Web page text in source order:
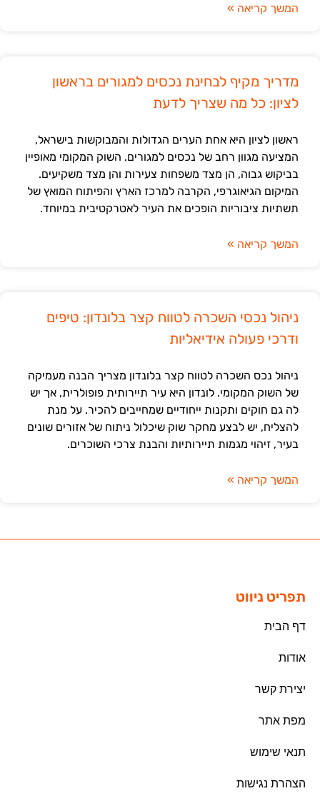
המשך קריאה »
מדריך מקיף לבחינת נכסים למגורים בראשון
לציון: כל מה שצריך לדעת
ראשון לציון היא אחת הערים הגדולות והמבוקשות בישראל,
המציעה מגוון רחב של נכסים למגורים. השוק המקומי מאופיין
בביקוש גבוה, הן מצד משפחות צעירות והן מצד משקיעים.
המיקום הגיאוגרפי, הקרבה למרכז הארץ והפיתוח המואץ של
תשתיות ציבוריות הופכים את העיר לאטרקטיבית במיוחד.
המשך קריאה »
ניהול נכסי השכרה לטווח קצר בלונדון: טיפים
ודרכי פעולה אידיאליות
ניהול נכס השכרה לטווח קצר בלונדון מצריך הבנה מעמיקה
של השוק המקומי. לונדון היא עיר תיירותית פופולרית, אך יש
לה גם חוקים ותקנות ייחודיים שמחייבים להכיר. על מנת
להצליח, יש לבצע מחקר שוק שיכלול ניתוח של אזורים שונים
בעיר, זיהוי מגמות תיירותיות והבנת צרכי השוכרים.
המשך קריאה »
תפריט ניווט
דף הבית
אודות
יצירת קשר
מפת אתר
תנאי שימוש
הצהרת נגישות